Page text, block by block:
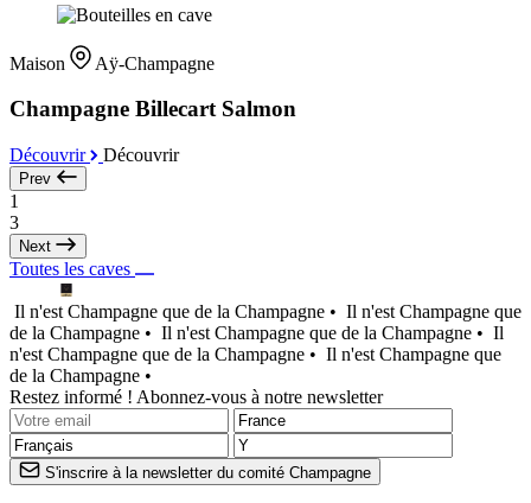
Maison Aÿ-Champagne
Champagne Billecart Salmon
Découvrir Découvrir
Prev
1
3
Next
Toutes les caves
Il n'est Champagne que de la Champagne • Il n'est Champagne que
de la Champagne • Il n'est Champagne que de la Champagne • Il
n'est Champagne que de la Champagne • Il n'est Champagne que
de la Champagne •
Restez informé ! Abonnez-vous à notre newsletter
S'inscrire à la newsletter du comité Champagne